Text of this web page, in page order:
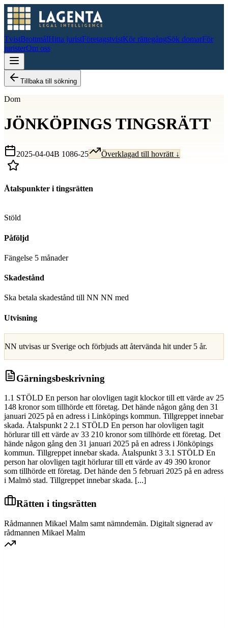
TvistBrottmålHitta juristFöretagstvistKör rättegångSök domarFör
juristerOm oss
Tillbaka till sökning
Dom
JÖNKÖPINGS TINGSRÄTT
2025-04-04B 1086-25 Överklagad till hovrätt ↓
Åtalspunkter i tingsrätten
Stöld
Påföljd
Fängelse 5 månader
Skadestånd
Ska betala skadestånd till NN NN med
Utvisning
NN utvisas ur Sverige och förbjuds att återvända hit under 5 år.
Gärningsbeskrivning
1.1 STÖLD En person har olovligen tagit klockor till ett värde av 25
148 kronor som tillhörde ett företag. Det hände någon gång den 31
januari 2025 på en adress i Linköpings kommun. Tillgreppet innebar
skada. Åtalspunkt 2 2.1 STÖLD En person har olovligen tagit
hörlurar till ett värde av 33 210 kronor som tillhörde ett företag. Det
hände någon gång den 31 januari 2025 på en adress i Jönköpings
kommun. Tillgreppet innebar skada. Åtalspunkt 3 3.1 STÖLD En
person har olovligen tagit hörlurar till ett värde av 49 390 kronor
som tillhörde ett företag. Det hände den 5 februari 2025 på en adress
i Malmö stad. Tillgreppet innebar skada. [...]
Rätten i tingsrätten
Rådmannen Mikael Malm samt nämndemän. Digitalt signerad av
rådmannen Mikael Malm